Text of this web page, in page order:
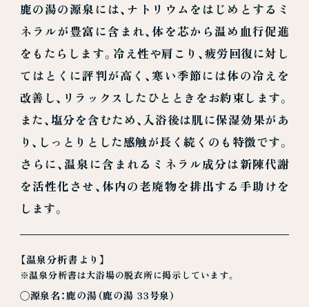
鹿の湯の源泉には、ナトリウムをはじめとするミ
ネラルが豊富に含まれ、体を芯から温め血行促進
をもたらします。冷え性や肩こり、疲労回復に対し
てはとくに評判が高く、寒い季節には体の冷えを
改善し、リラックスしたひとときをお約束します。
また、塩分を含むため、入浴後は肌に保湿効果があ
り、しっとりとした感触が長く続くのも特徴です。
さらに、温泉に含まれるミネラル成分は新陳代謝
を活性化させ、体内の老廃物を排出する手助けを
します。
【温泉分析書より】
※温泉分析書は大浴場の脱衣所に掲示しています。
◯源泉名：鹿の湯（鹿の湯 33号泉）